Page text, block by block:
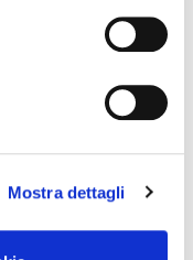
posizione
di qualche
i tuoi dati personali
Mostra dettagli